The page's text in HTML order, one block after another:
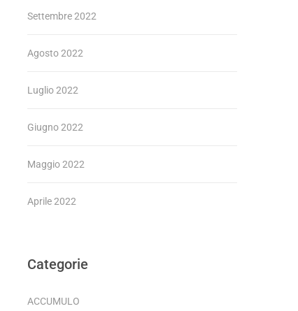
Settembre 2022
Agosto 2022
Luglio 2022
Giugno 2022
Maggio 2022
Aprile 2022
Categorie
ACCUMULO